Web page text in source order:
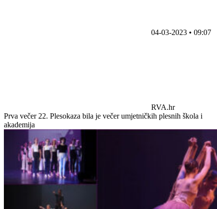
04-03-2023 • 09:07
RVA.hr
Prva večer 22. Plesokaza bila je večer umjetničkih plesnih škola i
akademija